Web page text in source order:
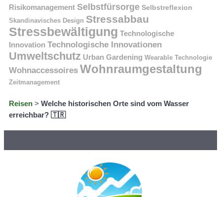
Risikomanagement Selbstfürsorge Selbstreflexion
Skandinavisches Design Stressabbau
Stressbewältigung Technologische
Innovation Technologische Innovationen
Umweltschutz Urban Gardening Wearable Technologie
Wohnaccessoires Wohnraumgestaltung
Zeitmanagement
Reisen > Welche historischen Orte sind vom Wasser
erreichbar? 🇹🇷